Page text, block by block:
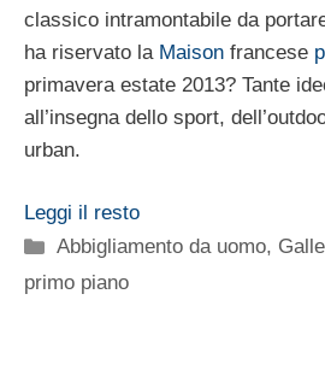
classico intramontabile da
ha riservato la Maison francese
primavera estate 2013? Tante
all’insegna dello sport,
urban.
Leggi il resto
Categorie
Abbigliamento da uomo,
primo piano